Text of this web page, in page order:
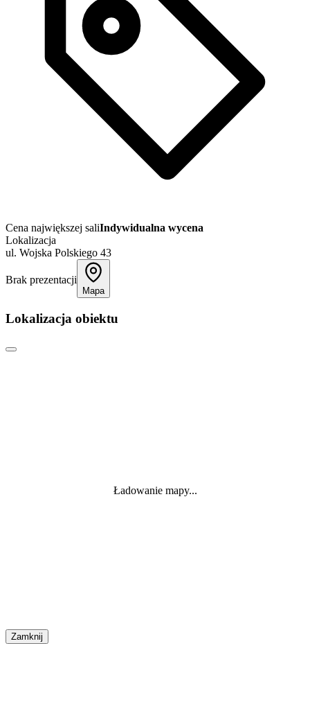
Cena największej saliIndywidualna wycena
Lokalizacja
ul. Wojska Polskiego 43
Brak prezentacji
Mapa
Lokalizacja obiektu
Ładowanie mapy...
Zamknij